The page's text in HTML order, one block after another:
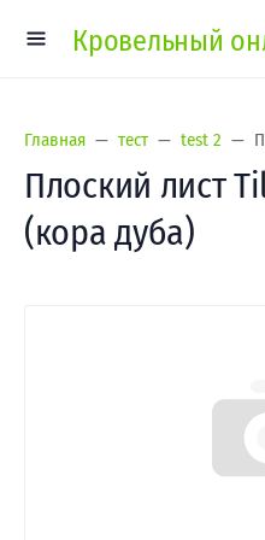
Кровельный
Главная тест test 2
Плоский лист
(кора дуба)